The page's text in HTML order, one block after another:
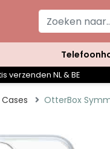
verzenden NL & BE
OtterBox